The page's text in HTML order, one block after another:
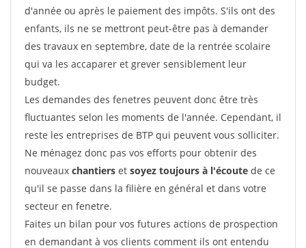
d'année ou après le paiement des impôts. S'ils ont des
enfants, ils ne se mettront peut-être pas à demander
des travaux en septembre, date de la rentrée scolaire
qui va les accaparer et grever sensiblement leur
budget.
Les demandes des fenetres peuvent donc être très
fluctuantes selon les moments de l'année. Cependant, il
reste les entreprises de BTP qui peuvent vous solliciter.
Ne ménagez donc pas vos efforts pour obtenir des
nouveaux chantiers et soyez toujours à l'écoute de ce
qu'il se passe dans la filière en général et dans votre
secteur en fenetre.
Faites un bilan pour vos futures actions de prospection
en demandant à vos clients comment ils ont entendu